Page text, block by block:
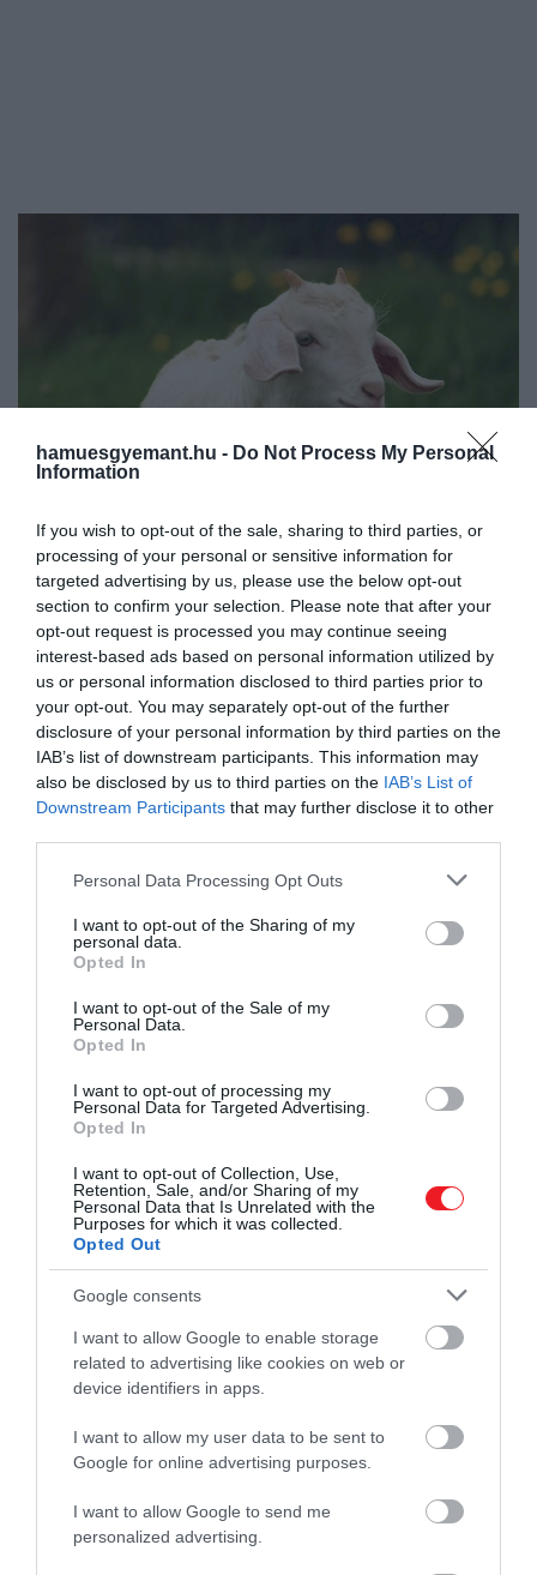
hamuesgyemant.hu - Do Not Process My Personal
Information
If you wish to opt-out of the sale, sharing to third parties, or
processing of your personal or sensitive information for
targeted advertising by us, please use the below opt-out
section to confirm your selection. Please note that after your
opt-out request is processed you may continue seeing
interest-based ads based on personal information utilized by
us or personal information disclosed to third parties prior to
your opt-out. You may separately opt-out of the further
disclosure of your personal information by third parties on the
IAB’s list of downstream participants. This information may
also be disclosed by us to third parties on the IAB’s List of
Downstream Participants that may further disclose it to other
Please note that this website/app uses one or more Google
not limited to your visit or usage behaviour. You may click to
grant or deny consent to Google and its third-party tags to
use your data for below specified purposes in below Google
consent section.
Personal Data Processing Opt Outs
I want to opt-out of the Sharing of my
personal data.
Opted In
I want to opt-out of the Sale of my
Personal Data.
Opted In
I want to opt-out of processing my
Personal Data for Targeted Advertising.
Opted In
I want to opt-out of Collection, Use,
Retention, Sale, and/or Sharing of my
Personal Data that Is Unrelated with the
Purposes for which it was collected.
Opted Out
Google consents
I want to allow Google to enable storage
related to advertising like cookies on web or
device identifiers in apps.
I want to allow my user data to be sent to
Google for online advertising purposes.
I want to allow Google to send me
personalized advertising.
„Mit lehet készíteni kecsketejből?" Erre a
kérdésre keresett rá az 52 éves Josh
Kilmer-Purcell és a 48 éves Brent Ridge,
miután szomszédjuk – egy nehéz
őket, hogy a 2008-as tőzsdekrach után
fogadják be a 88 kecskéből álló…
2024. JANUÁR 15. ● HAMU ÉS GYÉMÁNT
Volt 88 kecskéjük,
dollármilliós céget hoztak
létre belőlük